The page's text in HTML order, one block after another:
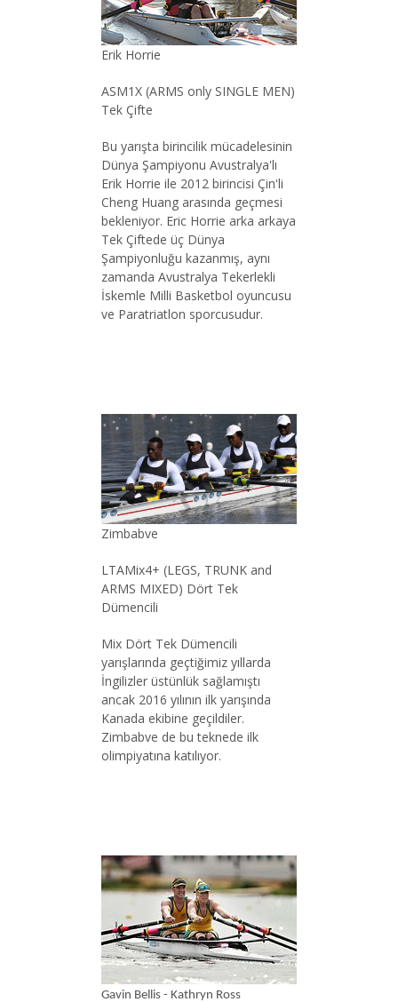
Erik Horrie
ASM1X (ARMS only SINGLE MEN)
Tek Çifte
Bu yarışta birincilik mücadelesinin
Dünya Şampiyonu Avustralya'lı
Erik Horrie ile 2012 birincisi Çin'li
Cheng Huang arasında geçmesi
bekleniyor. Eric Horrie arka arkaya
Tek Çiftede üç Dünya
Şampiyonluğu kazanmış, aynı
zamanda Avustralya Tekerlekli
İskemle Milli Basketbol oyuncusu
ve Paratriatlon sporcusudur.
Zimbabve
LTAMix4+ (LEGS, TRUNK and
ARMS MIXED) Dört Tek
Dümencili
Mix Dört Tek Dümencili
yarışlarında geçtiğimiz yıllarda
İngilizler üstünlük sağlamıştı
ancak 2016 yılının ilk yarışında
Kanada ekibine geçildiler.
Zimbabve de bu teknede ilk
olimpiyatına katılıyor.
Gavin Bellis - Kathryn Ross